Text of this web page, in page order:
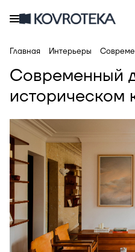
Главная Интерьеры
Современный
историческом